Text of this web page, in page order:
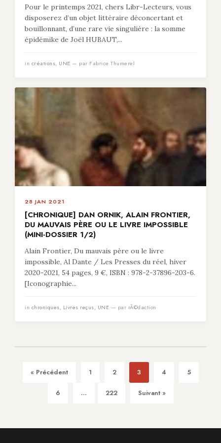
Pour le printemps 2021, chers Libr-Lecteurs, vous
disposerez d’un objet littéraire déconcertant et
bouillonnant, d’une rare vie singulière : la somme
épidémike de Joël HUBAUT,...
in créations, UNE — par Fabrice Thumerel
28 JAN 2021
[CHRONIQUE] DAN ORNIK, ALAIN FRONTIER,
DU MAUVAIS PÈRE OU LE LIVRE IMPOSSIBLE
(MINI-DOSSIER 1/2)
Alain Frontier, Du mauvais père ou le livre
impossible, Al Dante / Les Presses du réel, hiver
2020-2021, 54 pages, 9 €, ISBN : 978-2-37896-203-6.
[Iconographie...
in chroniques, Livres reçus, UNE — par rÃ©daction
« Précédent 1 2 3 4 5
6 ... 222 Suivant »